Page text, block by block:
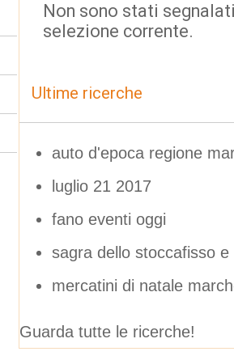
Non sono stati
selezione corrente.
Ultime ricerche
auto d'epoca regione
luglio 21 2017
fano eventi oggi
sagra dello stoccafisso
mercatini di natale
Guarda tutte le ricerche!